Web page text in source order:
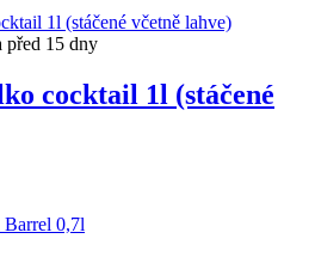
před 15 dny
cocktail 1l (stáčené